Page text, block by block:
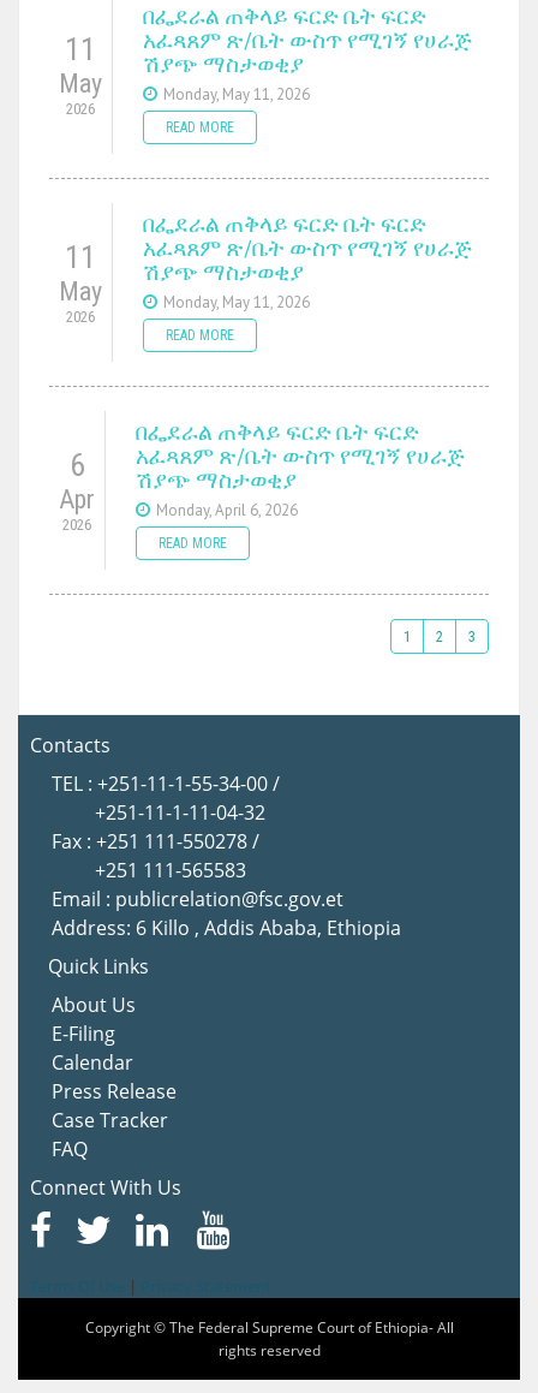
11
May
2026
በፌደራል ጠቅላይ ፍርድ ቤት ፍርድ
አፈጻጸም ጽ/ቤት ውስጥ የሚገኝ የሀራጅ
ሽያጭ ማስታወቂያ
Monday, May 11, 2026
READ MORE
11
May
2026
በፌደራል ጠቅላይ ፍርድ ቤት ፍርድ
አፈጻጸም ጽ/ቤት ውስጥ የሚገኝ የሀራጅ
ሽያጭ ማስታወቂያ
Monday, May 11, 2026
READ MORE
6
Apr
2026
በፌደራል ጠቅላይ ፍርድ ቤት ፍርድ
አፈጻጸም ጽ/ቤት ውስጥ የሚገኝ የሀራጅ
ሽያጭ ማስታወቂያ
Monday, April 6, 2026
READ MORE
1 2 3
Contacts
TEL : +251-11-1-55-34-00 /
+251-11-1-11-04-32
Fax : +251 111-550278 /
+251 111-565583
Email : publicrelation@fsc.gov.et
Address: 6 Killo , Addis Ababa, Ethiopia
Quick Links
About Us
E-Filing
Calendar
Press Release
Case Tracker
FAQ
Connect With Us
|
Copyright © The Federal Supreme Court of Ethiopia- All
rights reserved